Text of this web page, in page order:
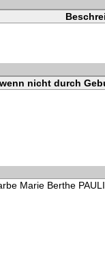
nicht durch
Marie Berthe